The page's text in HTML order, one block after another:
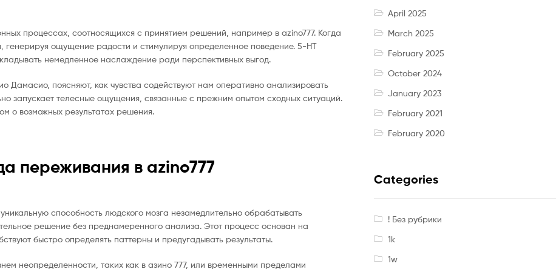
процессах, соотносящихся с принятием решений, например в azino777. Когда
генерируя ощущение радости и стимулируя определенное поведение. 5-HT
немедленное наслаждение ради перспективных выгод.
поясняют, как чувства содействуют нам оперативно анализировать
запускает телесные ощущения, связанные с прежним опытом сходных ситуаций.
о возможных результатах решения.
переживания в azino777
способность людского мозга незамедлительно обрабатывать
решение без преднамеренного анализа. Этот процесс основан на
быстро определять паттерны и предугадывать результаты.
неопределенности, таких как в азино 777, или временными пределами
April 2025
March 2025
February 2025
October 2024
January 2023
February 2021
February 2020
Categories
! Без рубрики
1k
1w